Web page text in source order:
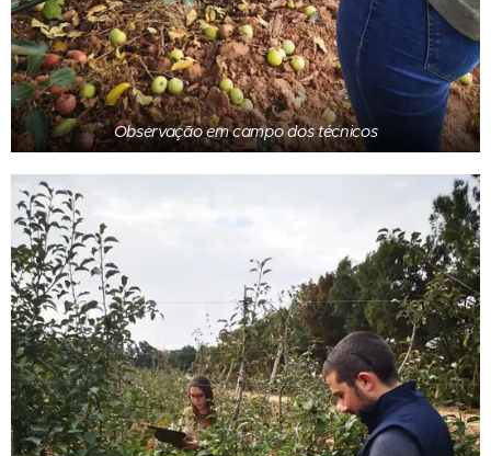
Observação em campo dos técnicos